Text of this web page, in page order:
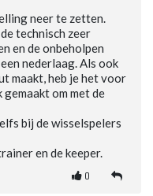
neer te zetten.
technisch zeer
en de onbeholpen
nederlaag. Als ook
maakt, heb je het voor
om met de
bij de wisselspelers
en de keeper.
0